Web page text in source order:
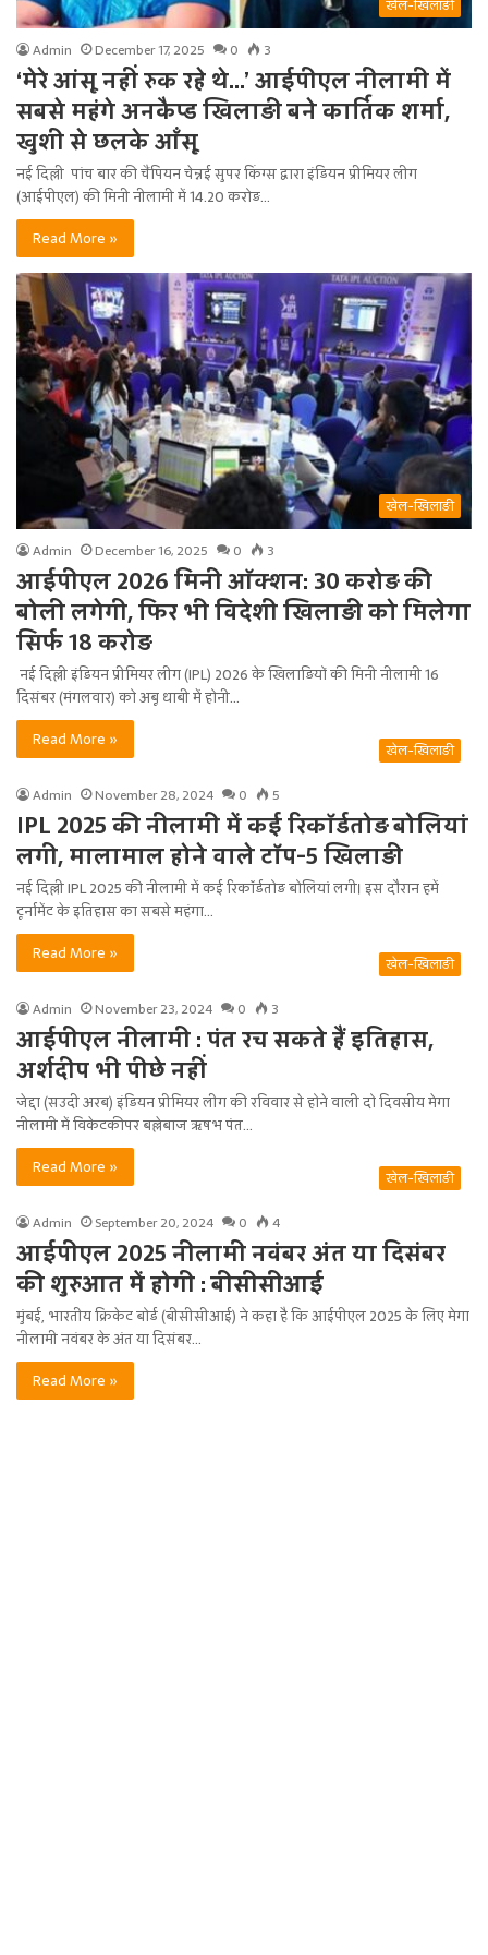
खेल-खिलाड़ी
Admin December 17, 2025 0 3
‘मेरे आंसू नहीं रुक रहे थे…’ आईपीएल नीलामी में
सबसे महंगे अनकैप्ड खिलाड़ी बने कार्तिक शर्मा,
खुशी से छलके आँसू
नई दिल्ली पांच बार की चैंपियन चेन्नई सुपर किंग्स द्वारा इंडियन प्रीमियर लीग
(आईपीएल) की मिनी नीलामी में 14.20 करोड़…
Read More »
खेल-खिलाड़ी
Admin December 16, 2025 0 3
आईपीएल 2026 मिनी ऑक्शन: 30 करोड़ की
बोली लगेगी, फिर भी विदेशी खिलाड़ी को मिलेगा
सिर्फ 18 करोड़
नई दिल्ली इंडियन प्रीमियर लीग (IPL) 2026 के खिलाड़ियों की मिनी नीलामी 16
दिसंबर (मंगलवार) को अबू धाबी में होनी…
Read More »
खेल-खिलाड़ी
Admin November 28, 2024 0 5
IPL 2025 की नीलामी में कई रिकॉर्डतोड़ बोलियां
लगी, मालामाल होने वाले टॉप-5 खिलाड़ी
नई दिल्ली IPL 2025 की नीलामी में कई रिकॉर्डतोड़ बोलियां लगी। इस दौरान हमें
टूर्नामेंट के इतिहास का सबसे महंगा…
Read More »
खेल-खिलाड़ी
Admin November 23, 2024 0 3
आईपीएल नीलामी : पंत रच सकते हैं इतिहास,
अर्शदीप भी पीछे नहीं
जेद्दा (सउदी अरब) इंडियन प्रीमियर लीग की रविवार से होने वाली दो दिवसीय मेगा
नीलामी में विकेटकीपर बल्लेबाज ऋषभ पंत…
Read More »
खेल-खिलाड़ी
Admin September 20, 2024 0 4
आईपीएल 2025 नीलामी नवंबर अंत या दिसंबर
की शुरुआत में होगी : बीसीसीआई
मुंबई, भारतीय क्रिकेट बोर्ड (बीसीसीआई) ने कहा है कि आईपीएल 2025 के लिए मेगा
नीलामी नवंबर के अंत या दिसंबर…
Read More »